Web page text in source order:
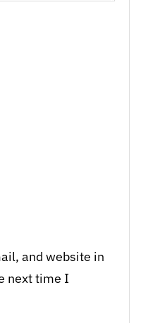
and website in
next time I